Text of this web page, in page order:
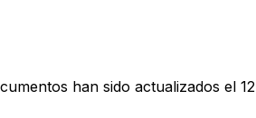
han sido actualizados el